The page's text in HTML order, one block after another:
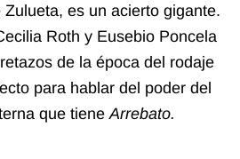
es un acierto gigante.
Roth y Eusebio Poncela
de la época del rodaje
para hablar del poder del
que tieneArrebato.